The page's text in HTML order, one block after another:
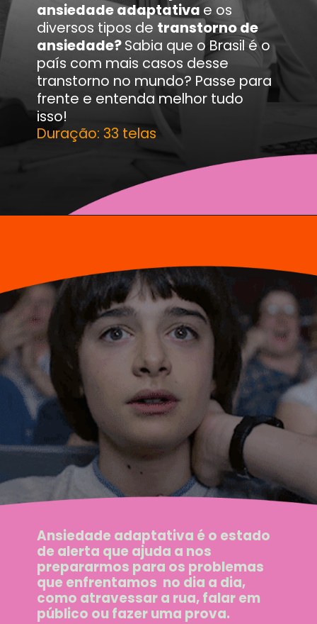
ansiedade adaptativae os
diversos tipos de transtorno de
ansiedade?Sabia que o Brasil é o
país com mais casos desse
transtorno no mundo? Passe para
frente e entenda melhor tudo
isso!
Duração: 33 telas
Ansiedade adaptativa é o estado
de alerta que ajuda a nos
prepararmos para os problemas
que enfrentamos no dia a dia,
como atravessar a rua, falar em
público ou fazer uma prova.